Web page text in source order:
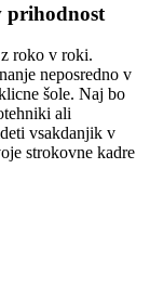
prihodnost
roko v roki.
neposredno v
šole. Naj bo
ali
vsakdanjik v
strokovne kadre